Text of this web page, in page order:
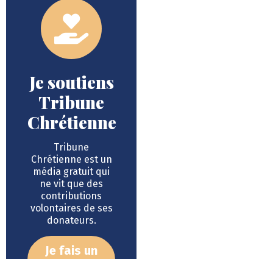
Je soutiens
Tribune
Chrétienne
Tribune
Chrétienne est un
média gratuit qui
ne vit que des
contributions
volontaires de ses
donateurs.
Je fais un